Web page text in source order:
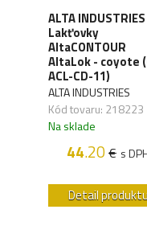
ALTA INDUSTRIES
Lakťovky
AltaCONTOUR
AltaLok - coyote
ACL-CD-11)
ALTA INDUSTRIES
Kód tovaru: 218223
Na sklade
44.20€ s
Detail produktu